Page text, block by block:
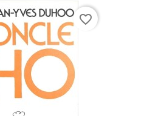
favorite_border